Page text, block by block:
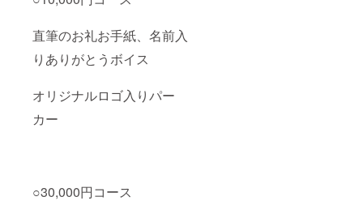
直筆のお礼お手紙、名前入
りありがとうボイス
オリジナルロゴ入りパー
カー
○30,000円コース